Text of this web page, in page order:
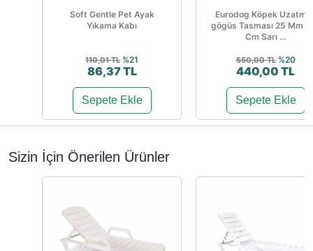
Soft Gentle Pet Ayak
Yıkama Kabı
110,01 TL %21
86,37 TL
Sepete Ekle
Eurodog Köpek
gögüs Tasması 25 Mm
Cm Sarı ...
550,00 TL %20
440,00 TL
Sepete Ekle
Sizin İçin Önerilen Ürünler